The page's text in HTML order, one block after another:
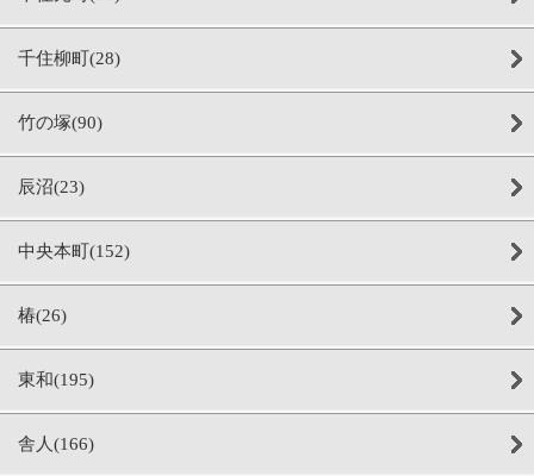
千住柳町(28)
竹の塚(90)
辰沼(23)
中央本町(152)
椿(26)
東和(195)
舎人(166)